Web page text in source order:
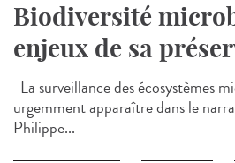
Biodiversité
enjeux de sa
La surveillance des écosystèmes
urgemment apparaître dans le
Philippe...